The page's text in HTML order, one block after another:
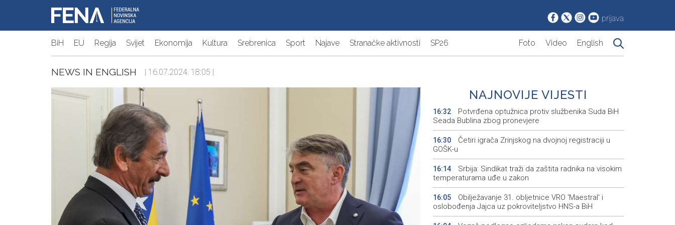
prijava
BiH EU Regija Svijet Ekonomija Kultura Srebrenica Sport Najave Stranačke aktivnosti SP26 Foto Video English
NEWS IN ENGLISH | 16.07.2024. 18:05 |
NAJNOVIJE VIJESTI
16:32
Potvrđena optužnica protiv službenika Suda BiH
Seada Bublina zbog pronevjere
16:30
Četiri igrača Zrinjskog na dvojnoj registraciji u
GOŠK-u
16:14
Srbija: Sindikat traži da zaštita radnika na visokim
temperaturama uđe u zakon
16:05
Obilježavanje 31. obljetnice VRO 'Maestral' i
oslobođenja Jajca uz pokroviteljstvo HNS-a BiH